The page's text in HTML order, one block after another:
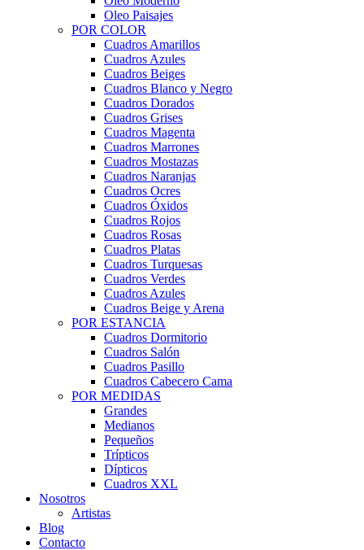
Oleo Paisajes
POR COLOR
Cuadros Amarillos
Cuadros Azules
Cuadros Beiges
Cuadros Blanco y Negro
Cuadros Dorados
Cuadros Grises
Cuadros Magenta
Cuadros Marrones
Cuadros Mostazas
Cuadros Naranjas
Cuadros Ocres
Cuadros Óxidos
Cuadros Rojos
Cuadros Rosas
Cuadros Platas
Cuadros Turquesas
Cuadros Verdes
Cuadros Azules
Cuadros Beige y Arena
POR ESTANCIA
Cuadros Dormitorio
Cuadros Salón
Cuadros Pasillo
Cuadros Cabecero Cama
POR MEDIDAS
Grandes
Medianos
Pequeños
Trípticos
Dípticos
Cuadros XXL
Nosotros
Artistas
Blog
Contacto